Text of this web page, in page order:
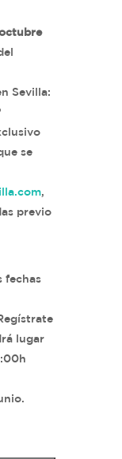
Sevilla:
se
,
previo
fechas
lugar